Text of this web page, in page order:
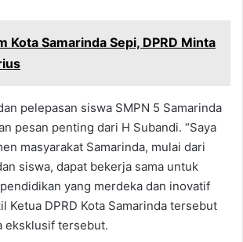
Kota Samarinda Sepi, DPRD Minta
pelepasan siswa SMPN 5 Samarinda
pesan penting dari H Subandi. “Saya
masyarakat Samarinda, mulai dari
siswa, dapat bekerja sama untuk
yang merdeka dan inovatif
Ketua DPRD Kota Samarinda tersebut
eksklusif tersebut.